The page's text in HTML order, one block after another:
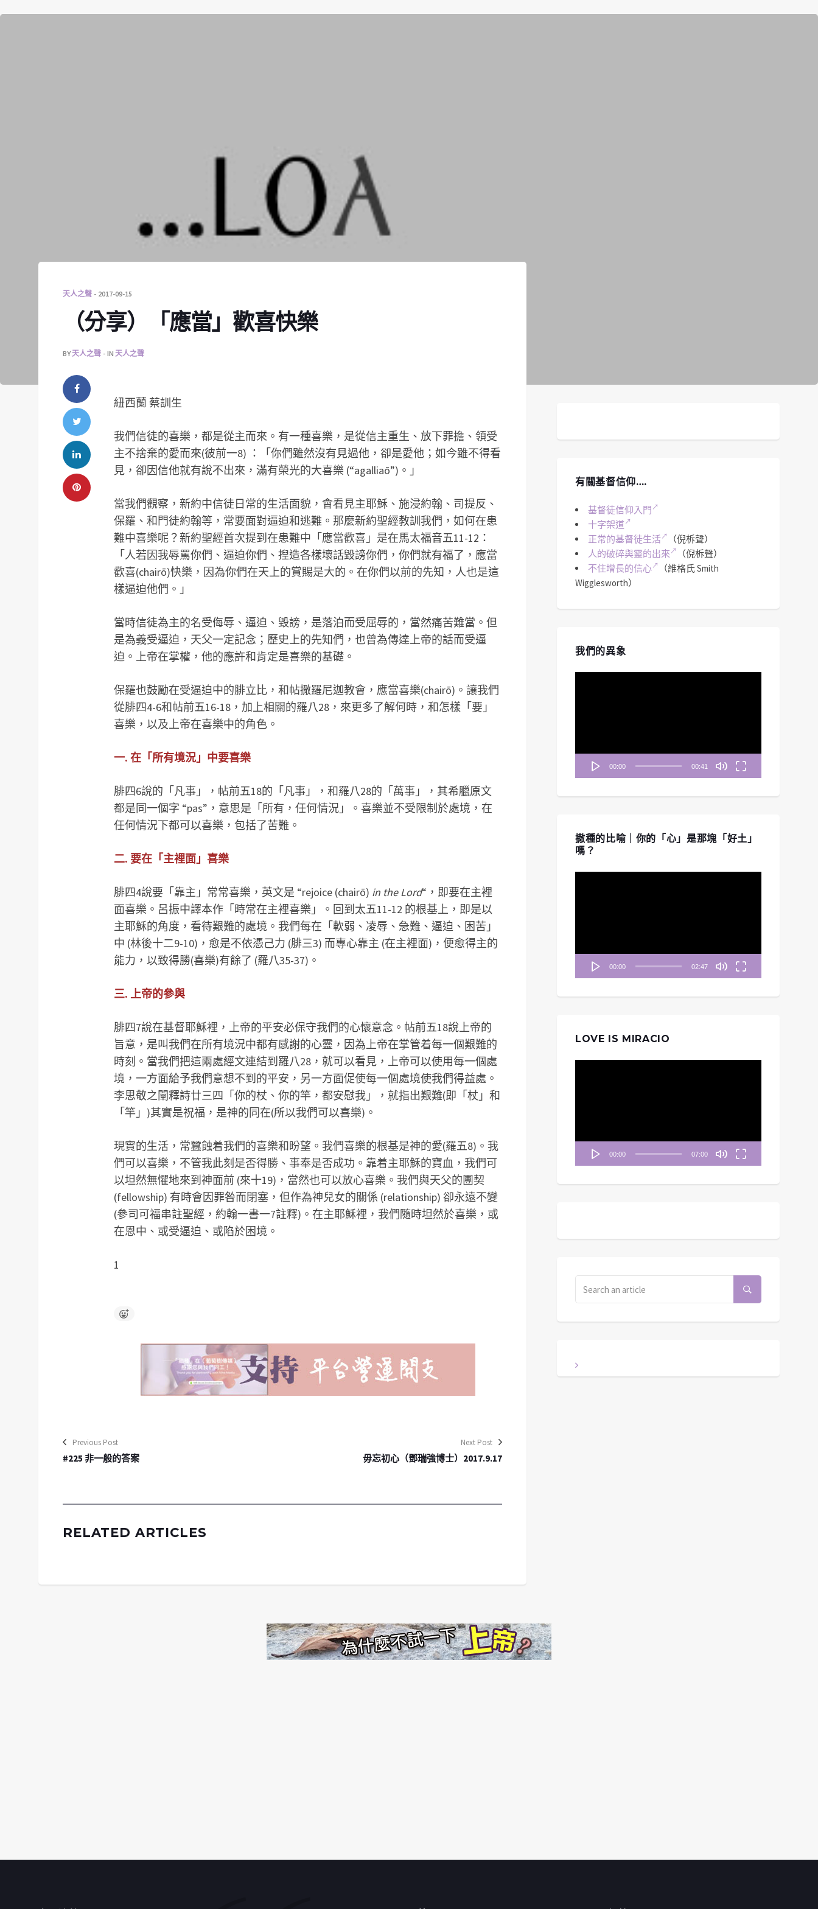
天人之聲 2017-09-15
（分享）「應當」歡喜快樂
BY天人之聲 IN 天人之聲
紐西蘭 蔡訓生
我們信徒的喜樂，都是從主而來。有一種喜樂，是從信主重生、放下罪擔、領受
主不捨棄的愛而來(彼前一8) ：「你們雖然沒有見過他，卻是愛他；如今雖不得看
見，卻因信他就有說不出來，滿有榮光的大喜樂 (“agalliaō”)。」
當我們觀察，新約中信徒日常的生活面貌，會看見主耶穌、施浸約翰、司提反、
保羅、和門徒約翰等，常要面對逼迫和逃難。那麼新約聖經教訓我們，如何在患
難中喜樂呢？新約聖經首次提到在患難中「應當歡喜」是在馬太福音五11-12：
「人若因我辱罵你們、逼迫你們、揑造各樣壞話毀謗你們，你們就有福了，應當
歡喜(chairō)快樂，因為你們在天上的賞賜是大的。在你們以前的先知，人也是這
樣逼迫他們。」
當時信徒為主的名受侮辱、逼迫、毀謗，是落泊而受屈辱的，當然痛苦難當。但
是為義受逼迫，天父一定記念；歷史上的先知們，也曾為傳達上帝的話而受逼
迫。上帝在掌權，他的應許和肯定是喜樂的基礎。
保羅也鼓勵在受逼迫中的腓立比，和帖撒羅尼迦教會，應當喜樂(chairō)。讓我們
從腓四4-6和帖前五16-18，加上相關的羅八28，來更多了解何時，和怎樣「要」
喜樂，以及上帝在喜樂中的角色。
一. 在「所有境況」中要喜樂
腓四6說的「凡事」，帖前五18的「凡事」，和羅八28的「萬事」，其希臘原文
都是同一個字 “pas”，意思是「所有，任何情況」。喜樂並不受限制於處境，在
任何情況下都可以喜樂，包括了苦難。
二. 要在「主裡面」喜樂
腓四4說要「靠主」常常喜樂，英文是 “rejoice (chairō) in the Lord“，即要在主裡
面喜樂。呂振中譯本作「時常在主裡喜樂」。回到太五11-12 的根基上，即是以
主耶穌的角度，看待艱難的處境。我們每在「軟弱、凌辱、急難、逼迫、困苦」
中 (林後十二9-10)，愈是不依憑己力 (腓三3) 而專心靠主 (在主裡面)，便愈得主的
能力，以致得勝(喜樂)有餘了 (羅八35-37)。
三. 上帝的參與
腓四7說在基督耶穌裡，上帝的平安必保守我們的心懷意念。帖前五18說上帝的
旨意，是叫我們在所有境況中都有感謝的心靈，因為上帝在掌管着每一個艱難的
時刻。當我們把這兩處經文連結到羅八28，就可以看見，上帝可以使用每一個處
境，一方面給予我們意想不到的平安，另一方面促使每一個處境使我們得益處。
李思敬之闡釋詩廿三四「你的杖、你的竿，都安慰我」，就指出艱難(即「杖」和
「竿」)其實是祝福，是神的同在(所以我們可以喜樂)。
現實的生活，常蠶蝕着我們的喜樂和盼望。我們喜樂的根基是神的愛(羅五8)。我
們可以喜樂，不管我此刻是否得勝、事奉是否成功。靠着主耶穌的寶血，我們可
以坦然無懼地來到神面前 (來十19)，當然也可以放心喜樂。我們與天父的團契
(fellowship) 有時會因罪咎而閉塞，但作為神兒女的關係 (relationship) 卻永遠不變
(參司可福串註聖經，約翰一書一7註釋)。在主耶穌裡，我們隨時坦然於喜樂，或
在恩中、或受逼迫、或陷於困境。
1
Previous Post
#225 非一般的答案
Next Post
毋忘初心（鄧瑞強博士）2017.9.17
RELATED ARTICLES
有關基督信仰….
基督徒信仰入門
十字架道
正常的基督徒生活
（倪柝聲）
人的破碎與靈的出來
（倪柝聲）
不住增長的信心
（維格氏 Smith
Wigglesworth）
我們的異象
00:00 00:41
撒種的比喻｜你的「心」是那塊「好土」
嗎？
00:00 02:47
LOVE IS MIRACIO
00:00 07:00